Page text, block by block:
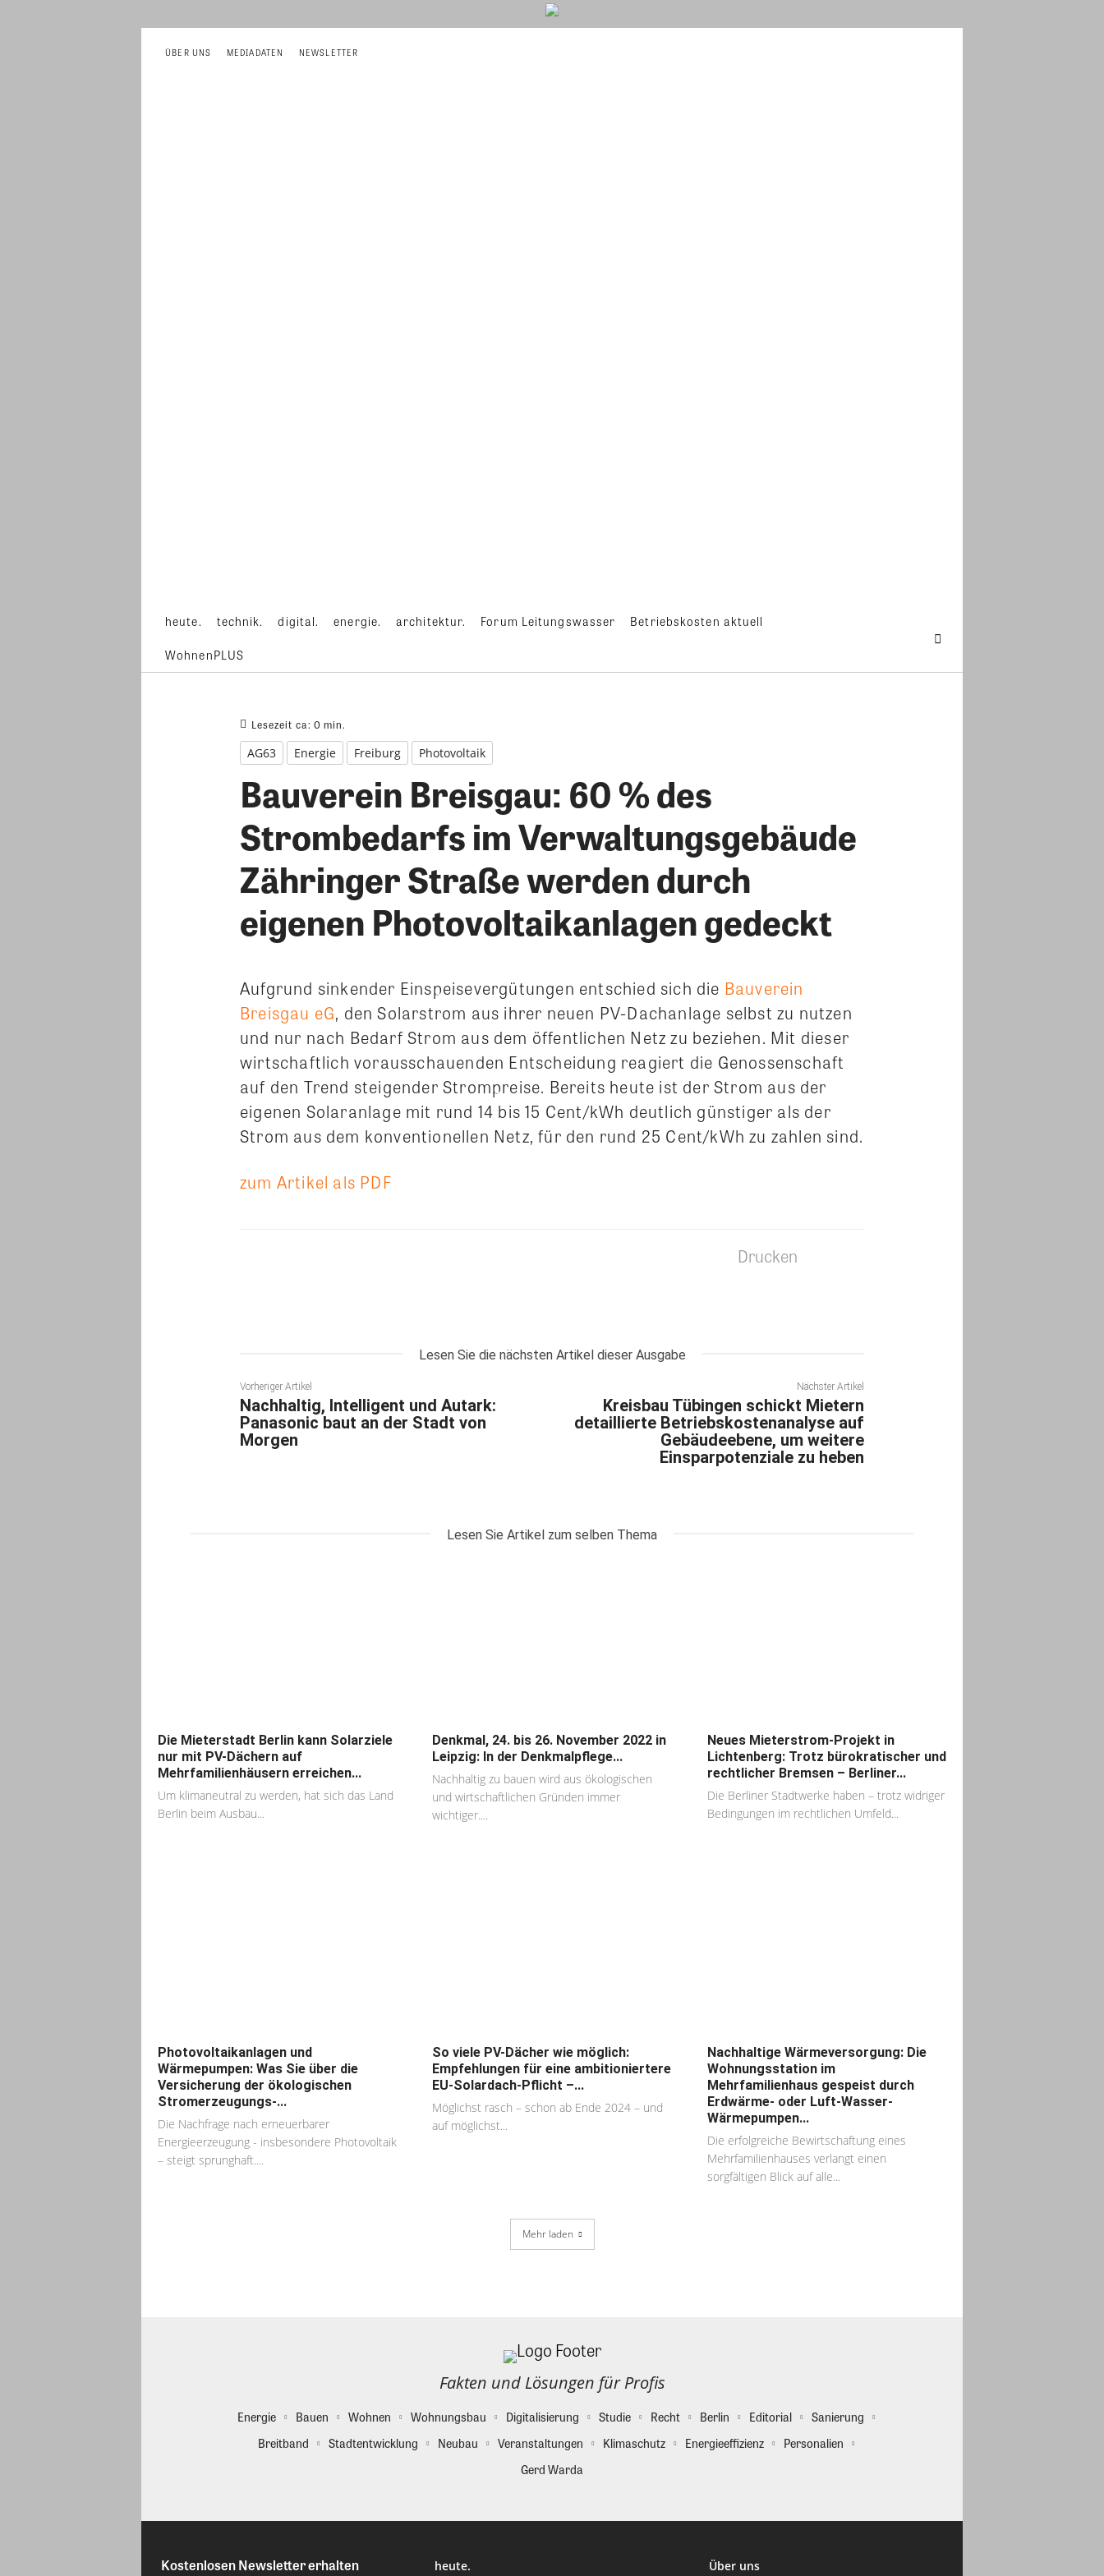
ÜBER UNS MEDIADATEN NEWSLETTER
heute. technik. digital. energie. architektur. Forum Leitungswasser Betriebskosten aktuell
WohnenPLUS
Lesezeit ca: 0 min.
AG63 Energie Freiburg Photovoltaik
Bauverein Breisgau: 60 % des
Strombedarfs im Verwaltungsgebäude
Zähringer Straße werden durch
eigenen Photovoltaikanlagen gedeckt
Aufgrund sinkender Einspeisevergütungen entschied sich die Bauverein
Breisgau eG, den Solarstrom aus ihrer neuen PV-Dachanlage selbst zu nutzen
und nur nach Bedarf Strom aus dem öffentlichen Netz zu beziehen. Mit dieser
wirtschaftlich vorausschauenden Entscheidung reagiert die Genossenschaft
auf den Trend steigender Strompreise. Bereits heute ist der Strom aus der
eigenen Solaranlage mit rund 14 bis 15 Cent/kWh deutlich günstiger als der
Strom aus dem konventionellen Netz, für den rund 25 Cent/kWh zu zahlen sind.
zum Artikel als PDF
Drucken
Lesen Sie die nächsten Artikel dieser Ausgabe
Vorheriger Artikel
Nachhaltig, Intelligent und Autark:
Panasonic baut an der Stadt von
Morgen
Nächster Artikel
Kreisbau Tübingen schickt Mietern
detaillierte Betriebskostenanalyse auf
Gebäudeebene, um weitere
Einsparpotenziale zu heben
Lesen Sie Artikel zum selben Thema
Die Mieterstadt Berlin kann Solarziele
nur mit PV-Dächern auf
Mehrfamilienhäusern erreichen...
Um klimaneutral zu werden, hat sich das Land
Berlin beim Ausbau...
Denkmal, 24. bis 26. November 2022 in
Leipzig: In der Denkmalpflege...
Nachhaltig zu bauen wird aus ökologischen
und wirtschaftlichen Gründen immer
wichtiger....
Neues Mieterstrom-Projekt in
Lichtenberg: Trotz bürokratischer und
rechtlicher Bremsen – Berliner...
Die Berliner Stadtwerke haben – trotz widriger
Bedingungen im rechtlichen Umfeld...
Photovoltaikanlagen und
Wärmepumpen: Was Sie über die
Versicherung der ökologischen
Stromerzeugungs-...
Die Nachfrage nach erneuerbarer
Energieerzeugung - insbesondere Photovoltaik
– steigt sprunghaft....
So viele PV-Dächer wie möglich:
Empfehlungen für eine ambitioniertere
EU-Solardach-Pflicht –...
Möglichst rasch – schon ab Ende 2024 – und
auf möglichst...
Nachhaltige Wärmeversorgung: Die
Wohnungsstation im
Mehrfamilienhaus gespeist durch
Erdwärme- oder Luft-Wasser-
Wärmepumpen...
Die erfolgreiche Bewirtschaftung eines
Mehrfamilienhauses verlangt einen
sorgfältigen Blick auf alle...
Mehr laden
Fakten und Lösungen für Profis
Energie Bauen Wohnen Wohnungsbau Digitalisierung Studie Recht Berlin Editorial
Sanierung
Breitband
Stadtentwicklung Neubau Veranstaltungen Klimaschutz Energieeffizienz
Personalien
Gerd Warda
Kostenlosen Newsletter erhalten heute. Über uns